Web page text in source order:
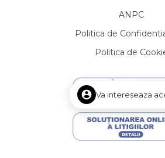
Apartamente de inchiriat in Cluj-Napoca
Apartamente de inchiriat in Cluj-Napoca
Apartamente de inchiriat in Floresti
Case de inchiriat
Case de inchiriat in Cluj-Napoca
Case de inchiriat in Cluj-Napoca Central
Case de inchiriat in Cluj-Napoca Andrei
Case de inchiriat in Cluj-Napoca Zorilor
ANPC
Politica de
Politica de
Va intereseaza